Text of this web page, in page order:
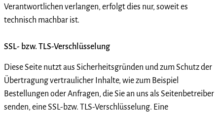
Verantwortlichen verlangen, erfolgt dies nur, soweit es
technisch machbar ist.
SSL- bzw. TLS-Verschlüsselung
Diese Seite nutzt aus Sicherheitsgründen und zum Schutz der
Übertragung vertraulicher Inhalte, wie zum Beispiel
Bestellungen oder Anfragen, die Sie an uns als Seitenbetreiber
senden, eine SSL-bzw. TLS-Verschlüsselung. Eine